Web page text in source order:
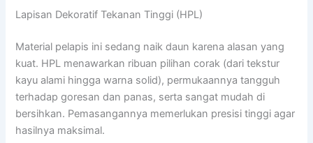
Lapisan Dekoratif Tekanan Tinggi (HPL)
Material pelapis ini sedang naik daun karena alasan yang
kuat. HPL menawarkan ribuan pilihan corak (dari tekstur
kayu alami hingga warna solid), permukaannya tangguh
terhadap goresan dan panas, serta sangat mudah di
bersihkan. Pemasangannya memerlukan presisi tinggi agar
hasilnya maksimal.